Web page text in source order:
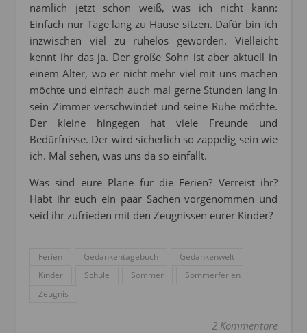
nämlich jetzt schon weiß, was ich nicht kann:
Einfach nur Tage lang zu Hause sitzen. Dafür bin ich
inzwischen viel zu ruhelos geworden. Vielleicht
kennt ihr das ja. Der große Sohn ist aber aktuell in
einem Alter, wo er nicht mehr viel mit uns machen
möchte und einfach auch mal gerne Stunden lang in
sein Zimmer verschwindet und seine Ruhe möchte.
Der kleine hingegen hat viele Freunde und
Bedürfnisse. Der wird sicherlich so zappelig sein wie
ich. Mal sehen, was uns da so einfällt.
Was sind eure Pläne für die Ferien? Verreist ihr?
Habt ihr euch ein paar Sachen vorgenommen und
seid ihr zufrieden mit den Zeugnissen eurer Kinder?
Ferien Gedankentagebuch
Gedankenwelt
Kinder
Schule Sommer
Sommerferien
Zeugnis
2 Kommentare